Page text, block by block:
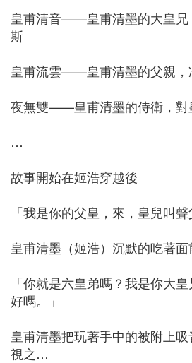
皇甫清音——皇甫清墨的大皇兄
斯
皇甫流雲——皇甫清墨的父親，
夜無雙——皇甫清墨的侍衛，對
…
故事開始在姬浩穿越後
「我是你的父皇，來，皇兒叫聲
皇甫清墨（姬浩）沉默的吃著
「你就是六皇弟嗎？我是你大
好嗎。」
皇甫清墨把玩著手中的被附上
視之…